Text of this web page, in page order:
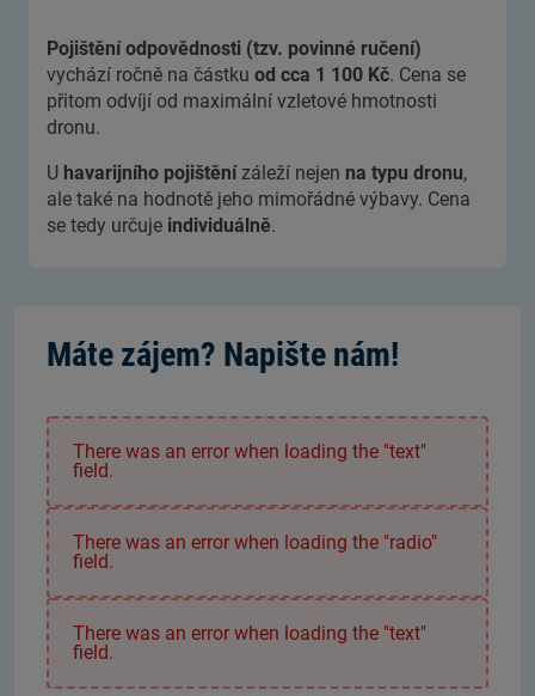
Pojištění odpovědnosti (tzv. povinné ručení)
vychází ročně na částku od cca 1 100 Kč. Cena se
přitom odvíjí od maximální vzletové hmotnosti
dronu.
U havarijního pojištěnízáleží nejen na typu dronu,
ale také na hodnotě jeho mimořádné výbavy. Cena
se tedy určuje individuálně.
Máte zájem? Napište nám!
There was an error when loading the "text"
field.
There was an error when loading the "radio"
field.
There was an error when loading the "text"
field.